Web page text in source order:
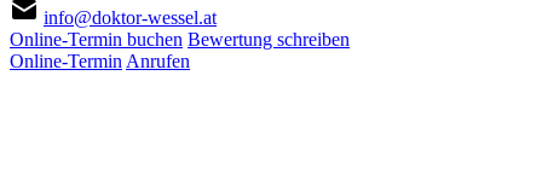
info@doktor-wessel.at
Online-Termin buchen Bewertung schreiben
Online-Termin Anrufen